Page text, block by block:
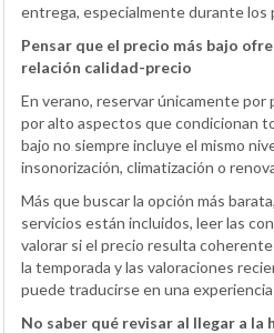
entrega, especialmente durante los
Pensar que el precio más bajo
relación calidad-precio
En verano, reservar únicamente por
por alto aspectos que condicionan
bajo no siempre incluye el mismo
insonorización, climatización o
Más que buscar la opción más
servicios están incluidos, leer las
valorar si el precio resulta
la temporada y las valoraciones
puede traducirse en una
No saber qué revisar al llegar a la